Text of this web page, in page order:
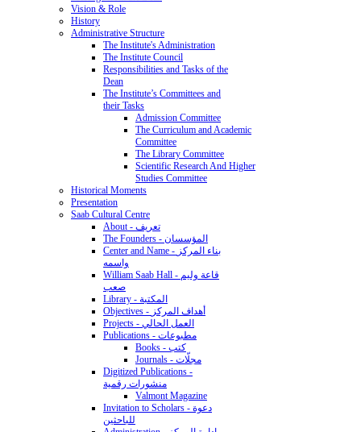
Vision & Role
History
Administrative Structure
The Institute's Administration
The Institute Council
Responsibilities and Tasks of the
Dean
The Institute’s Committees and
their Tasks
Admission Committee
The Curriculum and Academic
Committee
The Library Committee
Scientific Research And Higher
Studies Committee
Historical Moments
Presentation
Saab Cultural Centre
About - تعريف
The Founders - المؤسسان
Center and Name - بناء المركز
واسمه
William Saab Hall - قاعة وليم
صعب
Library - المكتبة
Objectives - أهداف المركز
Projects - العمل الحالي
Publications - مطبوعات
Books - كتب
Journals - مجلّات
Digitized Publications -
منشورات رقمية
Valmont Magazine
Invitation to Scholars - دعوة
للباحثين